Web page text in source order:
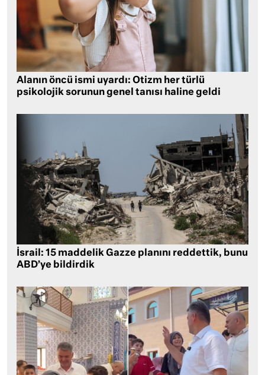
Alanın öncü ismi uyardı: Otizm her türlü
psikolojik sorunun genel tanısı haline geldi
İsrail: 15 maddelik Gazze planını reddettik, bunu
ABD’ye bildirdik